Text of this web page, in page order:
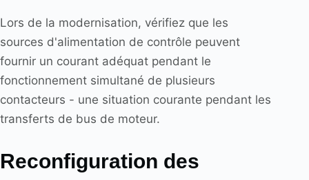
Lors de la modernisation, vérifiez que les
sources d'alimentation de contrôle peuvent
fournir un courant adéquat pendant le
fonctionnement simultané de plusieurs
contacteurs - une situation courante pendant les
transferts de bus de moteur.
Reconfiguration des